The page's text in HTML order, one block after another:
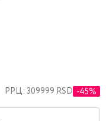
РРЦ: 309999 RSD -45%